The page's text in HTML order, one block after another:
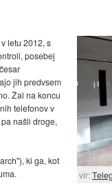
vir:
v letu 2012, s
posebej
jih predvsem
Žal na koncu
telefonov v
našli droge,
ki ga, kot